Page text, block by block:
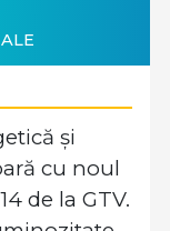
și
cu noul
de la GTV.